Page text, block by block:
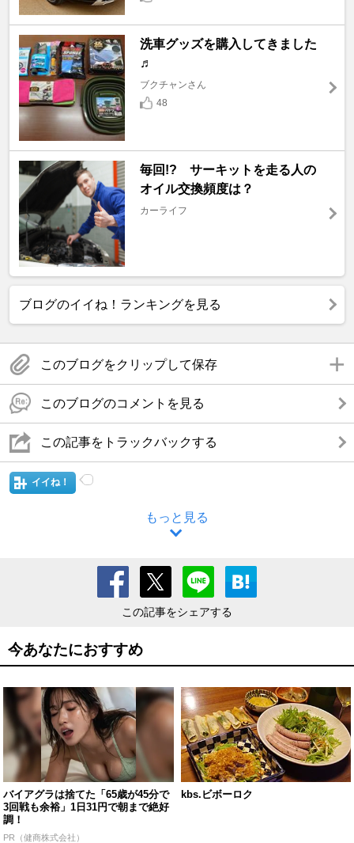
洗車グッズを購入してきました
♬
ブクチャンさん
48
毎回!? サーキットを走る人の
オイル交換頻度は？
カーライフ
ブログのイイね！ランキングを見る
このブログをクリップして保存
このブログのコメントを見る
この記事をトラックバックする
イイね！
もっと見る
この記事をシェアする
今あなたにおすすめ
バイアグラは捨てた「65歳が45分で
3回戦も余裕」1日31円で朝まで絶好
調！
PR（健商株式会社）
kbs.ビボーロク